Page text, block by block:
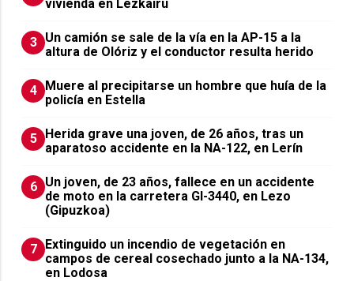
vivienda en Lezkairu
3 Un camión se sale de la vía en la AP-15 a la
altura de Olóriz y el conductor resulta herido
4 Muere al precipitarse un hombre que huía de la
policía en Estella
5 Herida grave una joven, de 26 años, tras un
aparatoso accidente en la NA-122, en Lerín
6 Un joven, de 23 años, fallece en un accidente
de moto en la carretera GI-3440, en Lezo
(Gipuzkoa)
7 Extinguido un incendio de vegetación en
campos de cereal cosechado junto a la NA-134,
en Lodosa